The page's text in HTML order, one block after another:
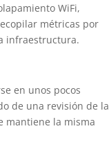
WiFi,
métricas por
infraestructura.
en unos pocos
de una revisión de la
mantiene la misma